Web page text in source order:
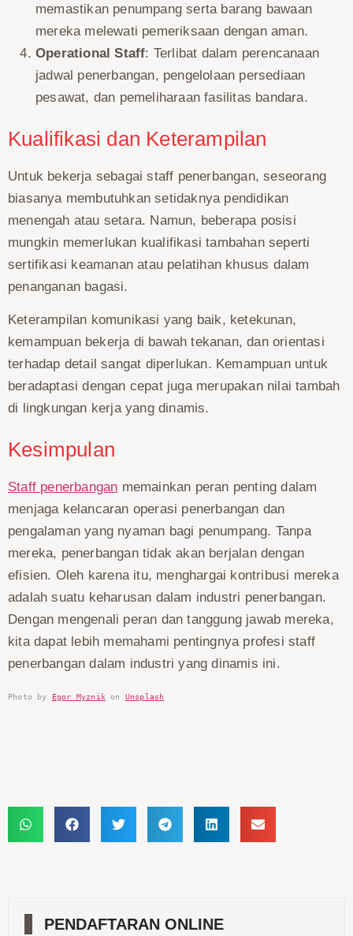
memastikan penumpang serta barang bawaan
mereka melewati pemeriksaan dengan aman.
Operational Staff: Terlibat dalam perencanaan
jadwal penerbangan, pengelolaan persediaan
pesawat, dan pemeliharaan fasilitas bandara.
Kualifikasi dan Keterampilan
Untuk bekerja sebagai staff penerbangan, seseorang
biasanya membutuhkan setidaknya pendidikan
menengah atau setara. Namun, beberapa posisi
mungkin memerlukan kualifikasi tambahan seperti
sertifikasi keamanan atau pelatihan khusus dalam
penanganan bagasi.
Keterampilan komunikasi yang baik, ketekunan,
kemampuan bekerja di bawah tekanan, dan orientasi
terhadap detail sangat diperlukan. Kemampuan untuk
beradaptasi dengan cepat juga merupakan nilai tambah
di lingkungan kerja yang dinamis.
Kesimpulan
Staff penerbangan memainkan peran penting dalam
menjaga kelancaran operasi penerbangan dan
pengalaman yang nyaman bagi penumpang. Tanpa
mereka, penerbangan tidak akan berjalan dengan
efisien. Oleh karena itu, menghargai kontribusi mereka
adalah suatu keharusan dalam industri penerbangan.
Dengan mengenali peran dan tanggung jawab mereka,
kita dapat lebih memahami pentingnya profesi staff
penerbangan dalam industri yang dinamis ini.
Photo by Egor Myznik on Unsplash
PENDAFTARAN ONLINE